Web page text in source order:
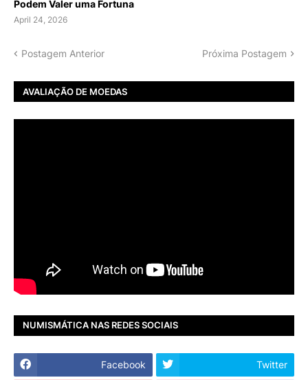
Podem Valer uma Fortuna
April 24, 2026
Postagem Anterior Próxima Postagem
AVALIAÇÃO DE MOEDAS
NUMISMÁTICA NAS REDES SOCIAIS
Facebook Twitter